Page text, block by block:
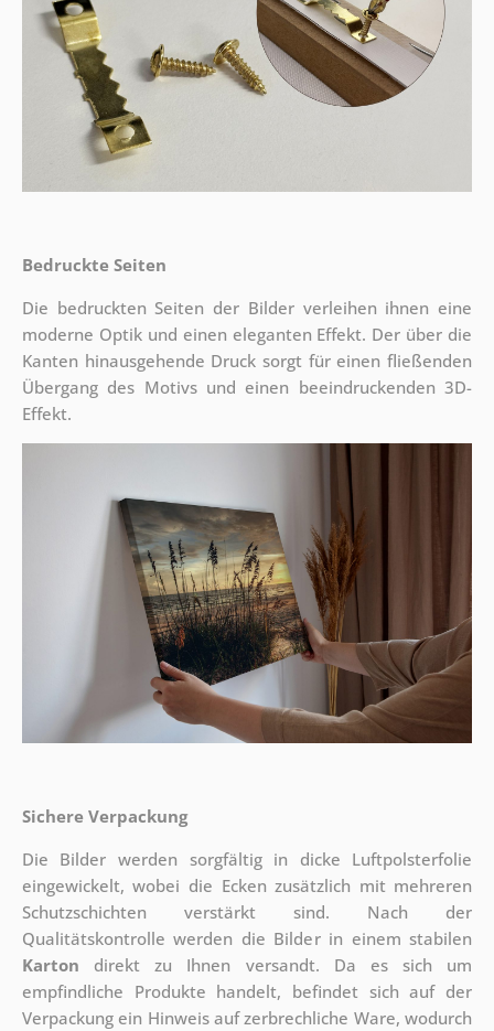
Bedruckte Seiten
Die bedruckten Seiten der Bilder verleihen ihnen eine
moderne Optik und einen eleganten Effekt. Der über die
Kanten hinausgehende Druck sorgt für einen fließenden
Übergang des Motivs und einen beeindruckenden 3D-
Effekt.
Sichere Verpackung
Die Bilder werden sorgfältig in dicke Luftpolsterfolie
eingewickelt, wobei die Ecken zusätzlich mit mehreren
Schutzschichten verstärkt sind. Nach der
Qualitätskontrolle werden die Bilder in einem stabilen
Karton direkt zu Ihnen versandt. Da es sich um
empfindliche Produkte handelt, befindet sich auf der
Verpackung ein Hinweis auf zerbrechliche Ware, wodurch